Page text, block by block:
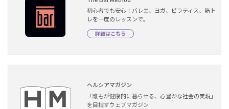
初心者でも安心！バレエ、ヨガ、ピラティス、筋ト
レを一度のレッスンで。
詳細はこちら
ヘルシアマガジン
「誰もが健康的に暮らせる、心豊かな社会の実現」
を目指すウェブマガジン